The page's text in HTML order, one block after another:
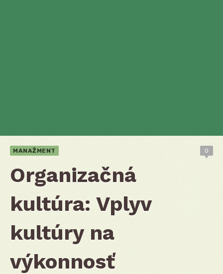
MANAŽMENT 0
Organizačná
kultúra: Vplyv
kultúry na
výkonnosť